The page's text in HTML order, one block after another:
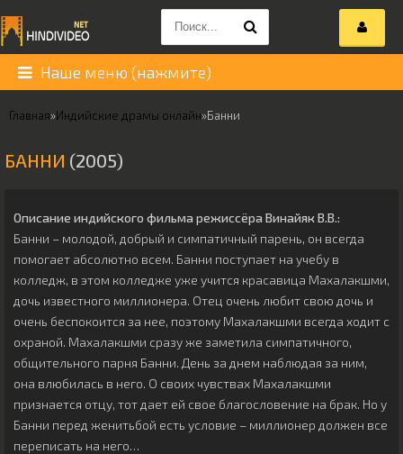
Наше меню (нажмите)
Главная»Индийские драмы онлайн»Банни
БАННИ (2005)
Описание индийского фильма режиссёра Винайяк В.В.:
Банни – молодой, добрый и симпатичный парень, он всегда
помогает абсолютно всем. Банни поступает на учебу в
колледж, в этом колледже уже учится красавица Махалакшми,
дочь известного миллионера. Отец очень любит свою дочь и
очень беспокоится за нее, поэтому Махалакшми всегда ходит с
охраной. Махалакшми сразу же заметила симпатичного,
общительного парня Банни. День за днем наблюдая за ним,
она влюбилась в него. О своих чувствах Махалакшми
признается отцу, тот дает ей свое благословение на брак. Но у
Банни перед женитьбой есть условие – миллионер должен все
переписать на него…